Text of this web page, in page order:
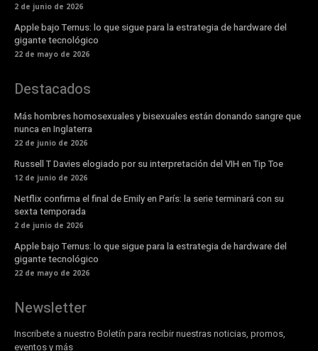
2 de junio de 2026
Apple bajo Ternus: lo que sigue para la estrategia de hardware del
gigante tecnológico
22 de mayo de 2026
Destacados
Más hombres homosexuales y bisexuales están donando sangre que
nunca en Inglaterra
22 de junio de 2026
Russell T Davies elogiado por su interpretación del VIH en Tip Toe
12 de junio de 2026
Netflix confirma el final de Emily en París: la serie terminará con su
sexta temporada
2 de junio de 2026
Apple bajo Ternus: lo que sigue para la estrategia de hardware del
gigante tecnológico
22 de mayo de 2026
Newsletter
Inscribete a nuestro Boletín para recibir nuestras noticias, promos,
eventos y más